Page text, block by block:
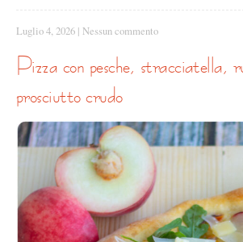
Luglio 4, 2026 | Nessun commento
pizza con pesche, stracciatella, rucola e
prosciutto crudo